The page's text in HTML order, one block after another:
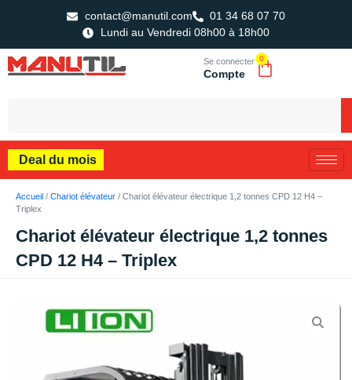
contact@manutil.com
01 34 68 07 70
Lundi au Vendredi 08h00 à 18h00
Se connecter
Compte
0
Deal du mois
Accueil / Chariot élévateur / Chariot élévateur électrique 1,2 tonnes CPD 12 H4 –
Triplex
Chariot élévateur électrique 1,2 tonnes
CPD 12 H4 – Triplex